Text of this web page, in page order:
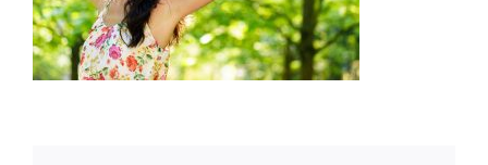
Shop
Tratamente naturale